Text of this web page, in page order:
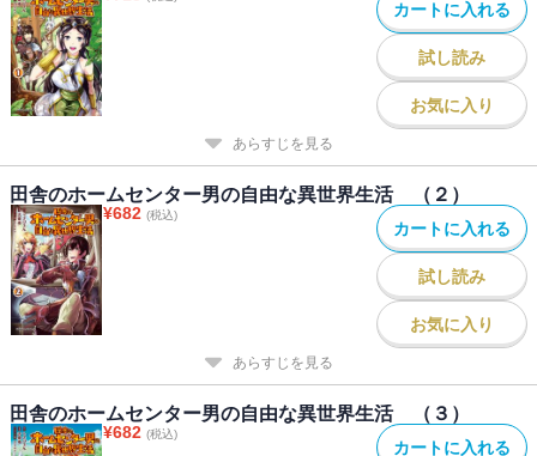
カートに入れる
試し読み
お気に入り
あらすじを見る
田舎のホームセンター男の自由な異世界生活 （２）
¥682 (税込)
カートに入れる
試し読み
お気に入り
あらすじを見る
田舎のホームセンター男の自由な異世界生活 （３）
¥682 (税込)
カートに入れる